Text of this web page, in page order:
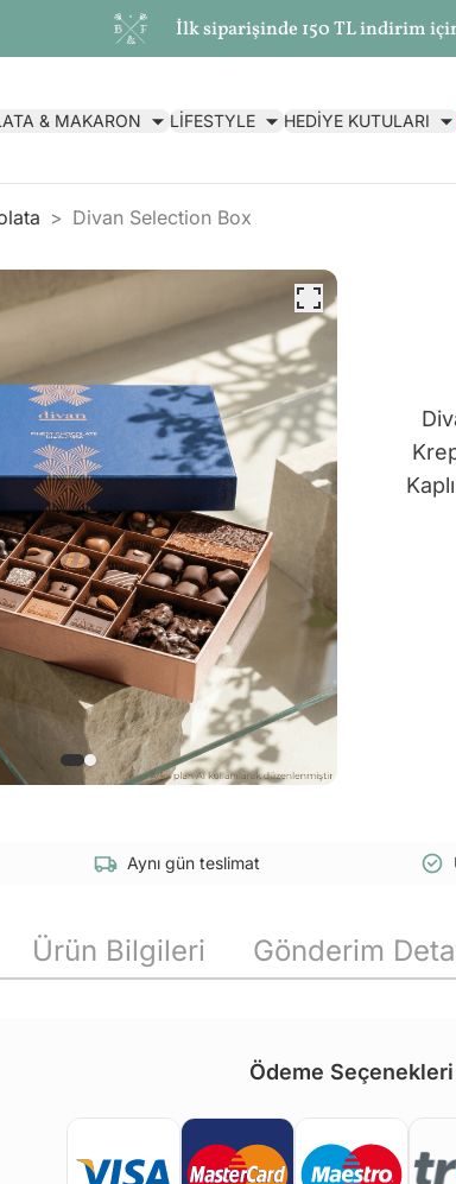
İlk siparişinde 150 TL indirim
& MAKARON LİFESTYLE HEDİYE KUTULARI
Divan Selection Box
Aynı gün teslimat
Ürün Bilgileri Gönderim
Ödeme Seçenekleri